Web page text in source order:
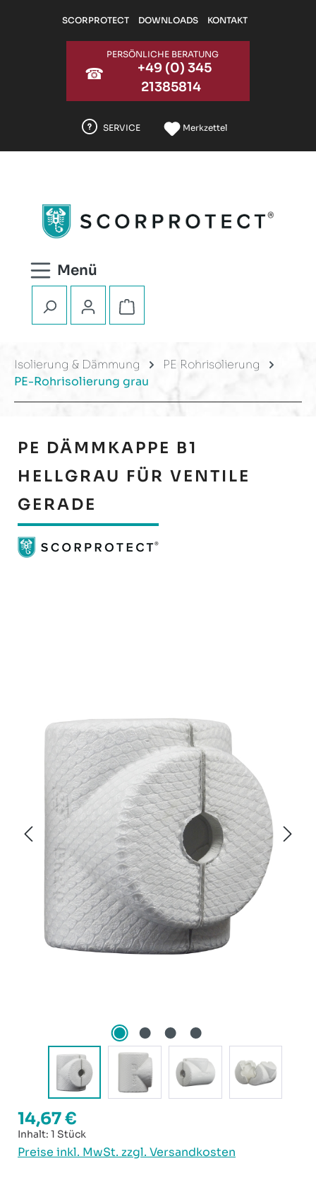
Zum Hauptinhalt springen
SCORPROTECT DOWNLOADS KONTAKT
☎
PERSÖNLICHE BERATUNG
+49 (0) 345
21385814
SERVICE Merkzettel
Warenkorb enthält 0
Isolierung & Dämmung
PE Rohrisolierung
PE-Rohrisolierung grau
PE DÄMMKAPPE B1
HELLGRAU FÜR VENTILE
GERADE
Regulärer Preis:
14,67 €
Inhalt: 1 Stück
Preise inkl. MwSt. zzgl. Versandkosten